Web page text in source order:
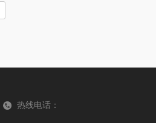
热线电话：